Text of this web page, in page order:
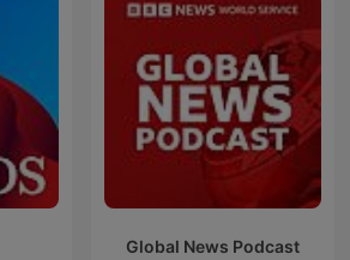
Global News Podcast